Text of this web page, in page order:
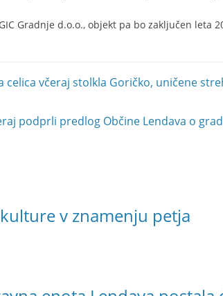
Gradnje d.o.o., objekt pa bo zaključen leta
celica včeraj stolkla Goričko, uničene
podprli predlog Občine Lendava o
v znamenju petja